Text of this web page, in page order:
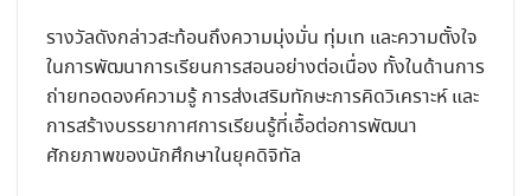
รางวัลดังกล่าวสะท้อนถึงความมุ่งมั่น ทุ่มเท และความตั้งใจ
ในการพัฒนาการเรียนการสอนอย่างต่อเนื่อง ทั้งในด้านการ
ถ่ายทอดองค์ความรู้ การส่งเสริมทักษะการคิดวิเคราะห์ และ
การสร้างบรรยากาศการเรียนรู้ที่เอื้อต่อการพัฒนา
ศักยภาพของนักศึกษาในยุคดิจิทัล